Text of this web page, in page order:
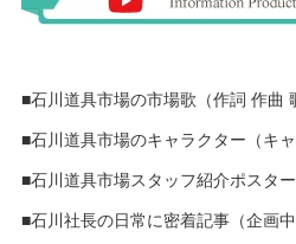
■石川道具市場の市場歌（作詞 作曲
■石川道具市場のキャラクター（キ
■石川道具市場スタッフ紹介ポスター
■石川社長の日常に密着記事（企画中